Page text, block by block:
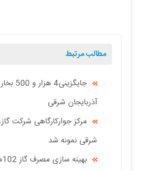
مطالب مرتبط
آذربایجان شرقی
مرکز جوارکارگاهی شرکت
شرقی نمونه شد